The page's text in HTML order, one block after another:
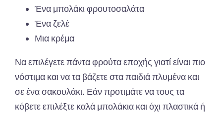
Ένα μπολάκι φρουτοσαλάτα
Ένα ζελέ
Μια κρέμα
Να επιλέγετε πάντα φρούτα εποχής γιατί είναι πιο
νόστιμα και να τα βάζετε στα παιδιά πλυμένα και
σε ένα σακουλάκι. Εάν προτιμάτε να τους τα
κόβετε επιλέξτε καλά μπολάκια και όχι πλαστικά ή